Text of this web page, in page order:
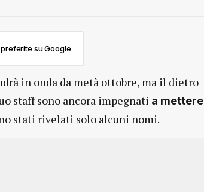
su Google
in onda da metà ottobre, ma il dietro
staff sono ancora impegnati a mettere
stati rivelati solo alcuni nomi.